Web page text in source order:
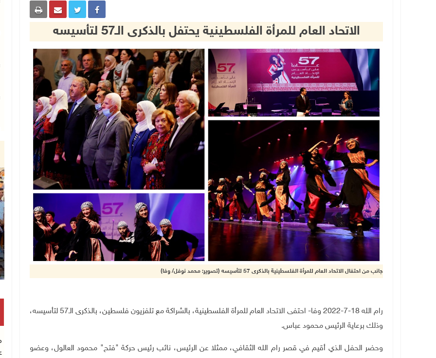
الاتحاد العام للمرأة الفلسطينية يحتفل بالذكرى الـ57 لتأسيسه
جانب من احتفال الاتحاد العام للمرأة الفلسطينية بالذكرى 57 لتأسيسه (تصوير: محمد نوفل/ وفا)
رام الله 18-7-2022 وفا- احتفى الاتحاد العام للمرأة الفلسطينية، بالشراكة مع تلفزيون فلسطين، بالذكرى الـ57 لتأسيسه،
وذلك برعاية الرئيس محمود عباس.
وحضر الحفل الذي أقيم في قصر رام الله الثقافي، ممثلا عن الرئيس، نائب رئيس حركة "فتح" محمود العالول، وعضو
انتشال رفات شهيد مجهول